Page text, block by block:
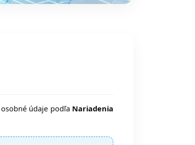
údaje podľa Nariadenia